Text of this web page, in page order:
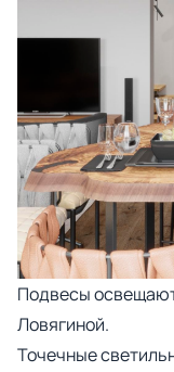
Подвесы
Ловягиной.
Точечные